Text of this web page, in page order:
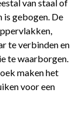
van staal of
is gebogen. De
te verbinden en
te waarborgen.
maken het
voor een